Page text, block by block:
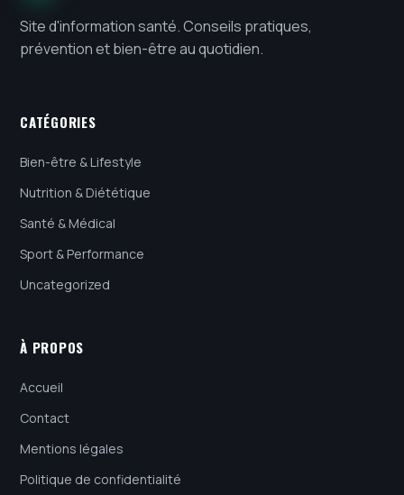
Site d'information santé. Conseils pratiques,
prévention et bien-être au quotidien.
CATÉGORIES
Bien-être & Lifestyle
Nutrition & Diététique
Santé & Médical
Sport & Performance
Uncategorized
À PROPOS
Accueil
Contact
Mentions légales
Politique de confidentialité